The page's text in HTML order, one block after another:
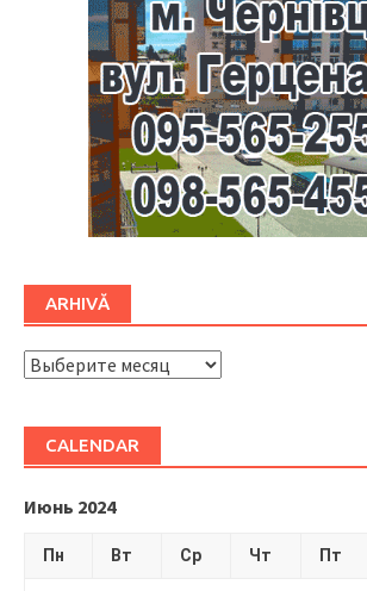
ARHIVĂ
ARHIVĂ
CALENDAR
Июнь 2024
Пн Вт Ср Чт Пт